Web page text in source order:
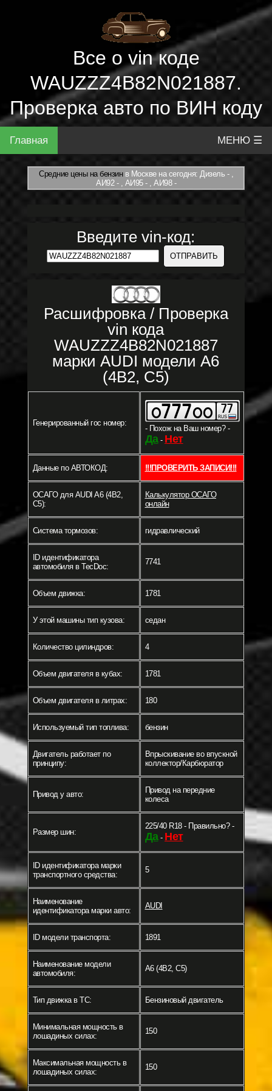
Все о vin коде
WAUZZZ4B82N021887.
Проверка авто по ВИН коду
Главная МЕНЮ ☰
Средние цены на бензинв Москве на сегодня: Дизель - ,
АИ92 - , АИ95 - , АИ98 -
Введите vin-код:
Расшифровка / Проверка
vin кода
WAUZZZ4B82N021887
марки AUDI модели A6
(4B2, C5)
Генерированный гос номер:
- Похож на Ваш номер? -
Да- Нет
Данные по АВТОКОД: !!!ПРОВЕРИТЬ ЗАПИСИ!!!
ОСАГО для AUDI A6 (4B2,
C5):
Калькулятор ОСАГО
онлайн
Система тормозов: гидравлический
ID идентификатора
автомобиля в TecDoc:
7741
Объем движка: 1781
У этой машины тип кузова: седан
Количество цилиндров: 4
Объем двигателя в кубах: 1781
Объем двигателя в литрах: 180
Используемый тип топлива: бензин
Двигатель работает по
принципу:
Впрыскивание во впускной
коллектор/Карбюратор
Привод у авто:
Привод на передние
колеса
Размер шин:
225/40 R18 - Правильно? -
Да- Нет
ID идентификатора марки
транспортного средства:
5
Наименование
идентификатора марки авто:
AUDI
ID модели транспорта: 1891
Наименование модели
автомобиля:
A6 (4B2, C5)
Тип движка в ТС: Бензиновый двигатель
Минимальная мощность в
лошадиных силах:
150
Максимальная мощность в
лошадиных силах:
150